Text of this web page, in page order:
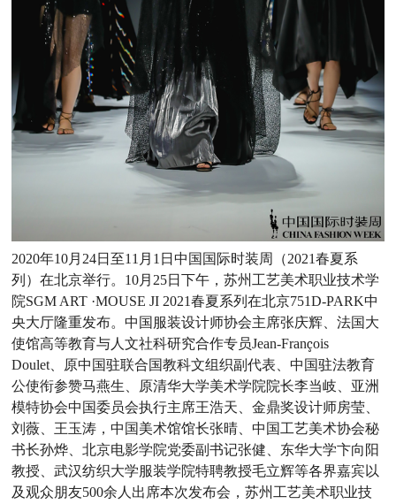
2020年10月24日至11月1日中国国际时装周（2021春夏系
列）在北京举行。10月25日下午，苏州工艺美术职业技术学
院SGM ART ·MOUSE JI 2021春夏系列在北京751D-PARK中
央大厅隆重发布。中国服装设计师协会主席张庆辉、法国大
使馆高等教育与人文社科研究合作专员Jean-François
Doulet、原中国驻联合国教科文组织副代表、中国驻法教育
公使衔参赞马燕生、原清华大学美术学院院长李当岐、亚洲
模特协会中国委员会执行主席王浩天、金鼎奖设计师房莹、
刘薇、王玉涛，中国美术馆馆长张晴、中国工艺美术协会秘
书长孙烨、北京电影学院党委副书记张健、东华大学卞向阳
教授、武汉纺织大学服装学院特聘教授毛立辉等各界嘉宾以
及观众朋友500余人出席本次发布会，苏州工艺美术职业技